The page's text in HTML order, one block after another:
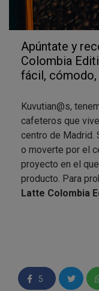
Apúntate y
Colombia
fácil, cómodo,
Kuvutian@s,
cafeteros que
centro de Madrid.
o moverte por el
proyecto en el
producto. Para
Latte Colombia
el producto.
METRO
estataquilla
5